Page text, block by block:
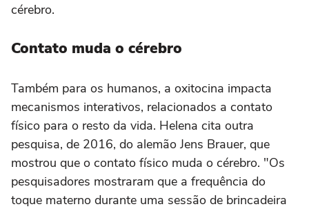
cérebro.
Contato muda o cérebro
Também para os humanos, a oxitocina impacta
mecanismos interativos, relacionados a contato
físico para o resto da vida. Helena cita outra
pesquisa, de 2016, do alemão Jens Brauer, que
mostrou que o contato físico muda o cérebro. "Os
pesquisadores mostraram que a frequência do
toque materno durante uma sessão de brincadeira